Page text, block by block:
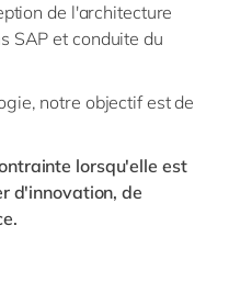
de l'architecture
SAP et conduite du
notre objectif est de
lorsqu'elle est
d'innovation, de